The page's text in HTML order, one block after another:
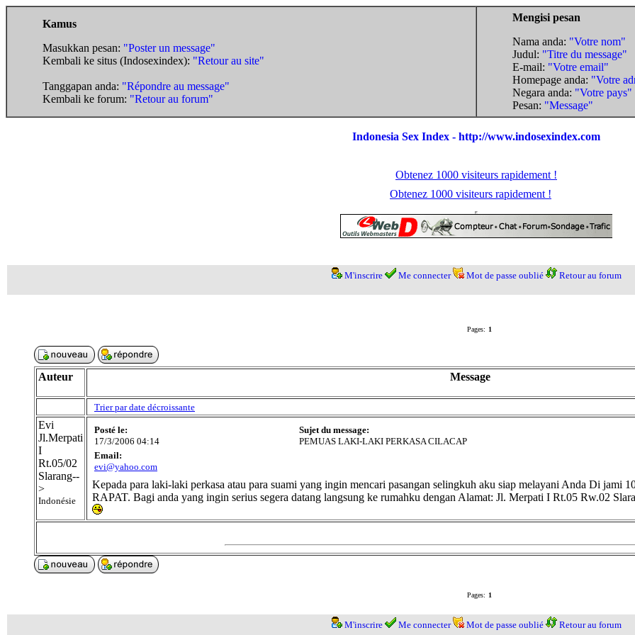
Kamus
Masukkan pesan: "Poster un message"
Kembali ke situs (Indosexindex): "Retour au site"
Tanggapan anda: "Répondre au message"
Kembali ke forum: "Retour au forum"
Mengisi pesan
Nama anda: "Votre nom"
Judul: "Titre du message"
E-mail: "Votre email"
Homepage anda: "Votre
Negara anda: "Votre pays"
Pesan: "Message"
Indonesia Sex Index - http://www.indosexindex.com
Obtenez 1000 visiteurs rapidement !
Obtenez 1000 visiteurs rapidement !
M'inscrire Me connecter Mot de passe oublié Retour au forum
Pages: 1
Auteur Message
Trier par date décroissante
Evi
Jl.Merpati
I
Rt.05/02
Slarang--
>
Indonésie
Posté le:
17/3/2006 04:14
Sujet du message:
PEMUAS LAKI-LAKI PERKASA CILACAP
Email:
evi@yahoo.com
Kepada para laki-laki perkasa atau para suami yang ingin mencari pasangan selingkuh aku siap melayani Anda Di
RAPAT. Bagi anda yang ingin serius segera datang langsung ke rumahku dengan Alamat: Jl. Merpati I Rt.05 Rw.02
Pages: 1
M'inscrire Me connecter Mot de passe oublié Retour au forum